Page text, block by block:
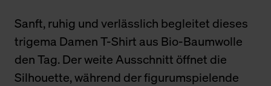
Sanft, ruhig und verlässlich begleitet dieses
trigema Damen T-Shirt aus Bio-Baumwolle
den Tag. Der weite Ausschnitt öffnet die
Silhouette, während der figurumspielende